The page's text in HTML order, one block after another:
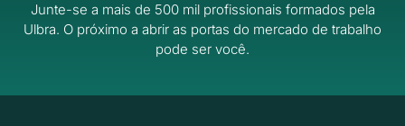
Junte-se a mais de 500 mil profissionais formados pela
Ulbra. O próximo a abrir as portas do mercado de trabalho
pode ser você.